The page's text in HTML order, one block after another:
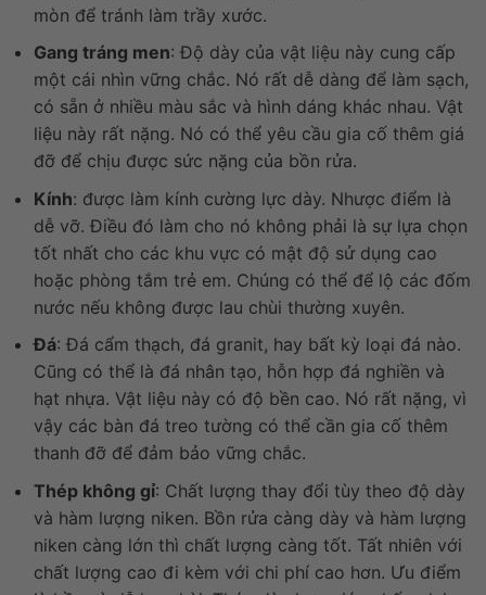
mòn để tránh làm trầy xước.
Gang tráng men: Độ dày của vật liệu này cung cấp
một cái nhìn vững chắc. Nó rất dễ dàng để làm sạch,
có sẵn ở nhiều màu sắc và hình dáng khác nhau. Vật
liệu này rất nặng. Nó có thể yêu cầu gia cố thêm giá
đỡ để chịu được sức nặng của bồn rửa.
Kính: được làm kính cường lực dày. Nhược điểm là
dễ vỡ. Điều đó làm cho nó không phải là sự lựa chọn
tốt nhất cho các khu vực có mật độ sử dụng cao
hoặc phòng tắm trẻ em. Chúng có thể để lộ các đốm
nước nếu không được lau chùi thường xuyên.
Đá: Đá cẩm thạch, đá granit, hay bất kỳ loại đá nào.
Cũng có thể là đá nhân tạo, hỗn hợp đá nghiền và
hạt nhựa. Vật liệu này có độ bền cao. Nó rất nặng, vì
vậy các bàn đá treo tường có thể cần gia cố thêm
thanh đỡ để đảm bảo vững chắc.
Thép không gỉ: Chất lượng thay đổi tùy theo độ dày
và hàm lượng niken. Bồn rửa càng dày và hàm lượng
niken càng lớn thì chất lượng càng tốt. Tất nhiên với
chất lượng cao đi kèm với chi phí cao hơn. Ưu điểm